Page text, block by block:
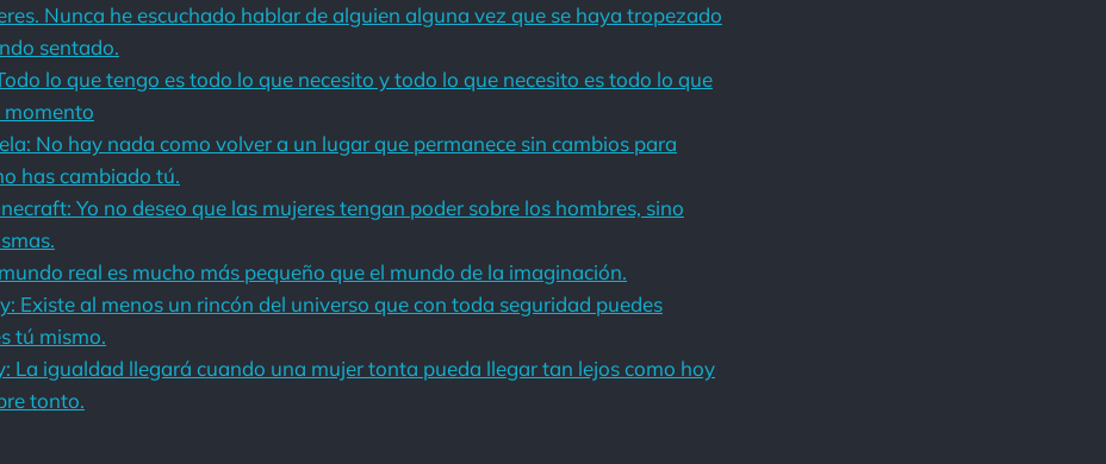
Nunca he escuchado hablar de alguien alguna vez que se haya tropezado
sentado.
lo que tengo es todo lo que necesito y todo lo que necesito es todo lo que
momento
No hay nada como volver a un lugar que permanece sin cambios para
has cambiado tú.
Yo no deseo que las mujeres tengan poder sobre los hombres, sino
real es mucho más pequeño que el mundo de la imaginación.
Existe al menos un rincón del universo que con toda seguridad puedes
tú mismo.
La igualdad llegará cuando una mujer tonta pueda llegar tan lejos como hoy
tonto.